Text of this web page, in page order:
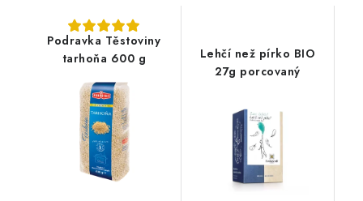
Podravka Těstoviny
tarhoňa 600 g
Lehčí než pírko BIO
27g porcovaný